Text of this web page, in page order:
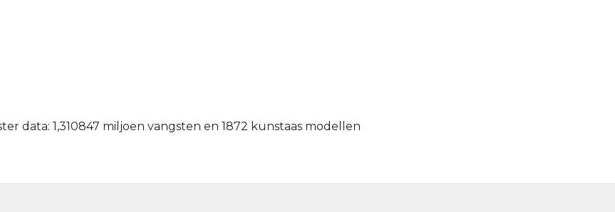
data: 1,310847 miljoen vangsten en 1872 kunstaas modellen